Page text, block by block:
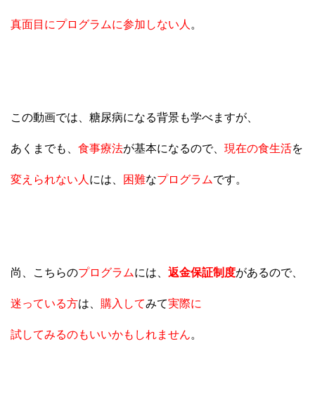
真面目にプログラムに参加しない人 。
この動画では、糖尿病になる背景も学べますが、
あくまでも、 食事療法が基本になるので、 現在の食生活を
変えられない人 には、 困難なプログラムです。
尚、こちらのプログラムには、 返金保証制度があるので、
迷っている方は、 購入してみて実際に
試してみるのもいいかもしれません。